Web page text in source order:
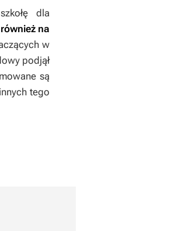
dla
również na
w
podjął
są
tego